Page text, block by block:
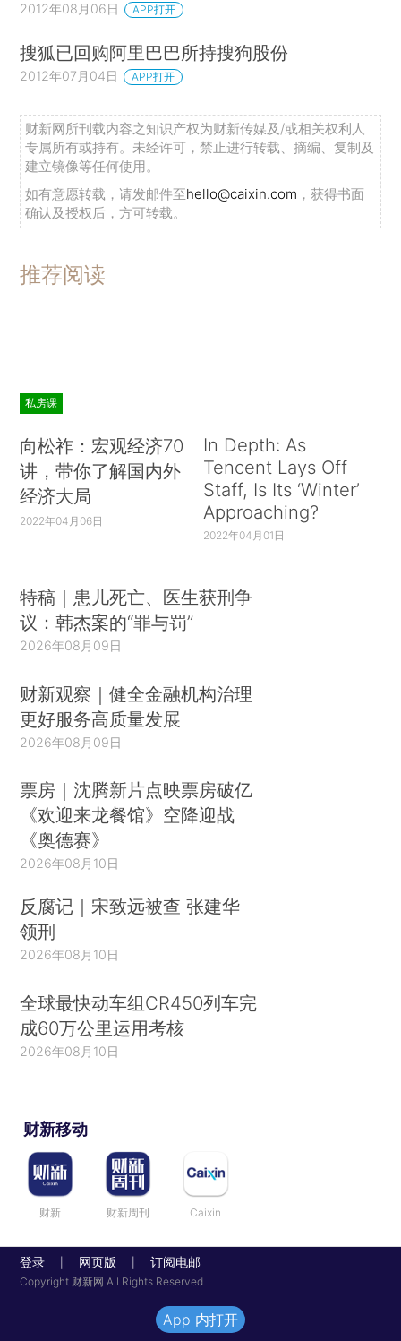
2012年08月06日 APP打开
搜狐已回购阿里巴巴所持搜狗股份
2012年07月04日 APP打开
财新网所刊载内容之知识产权为财新传媒及/或相关权利人
专属所有或持有。未经许可，禁止进行转载、摘编、复制及
建立镜像等任何使用。
如有意愿转载，请发邮件至hello@caixin.com ，获得书面
确认及授权后，方可转载。
推荐阅读
私房课
向松祚：宏观经济70
讲，带你了解国内外
经济大局
2022年04月06日
In Depth: As
Tencent Lays Off
Staff, Is Its ‘Winter’
Approaching?
2022年04月01日
特稿｜患儿死亡、医生获刑争
议：韩杰案的“罪与罚”
2026年08月09日
财新观察｜健全金融机构治理
更好服务高质量发展
2026年08月09日
票房｜沈腾新片点映票房破亿
《欢迎来龙餐馆》空降迎战
《奥德赛》
2026年08月10日
反腐记｜宋致远被查 张建华
领刑
2026年08月10日
全球最快动车组CR450列车完
成60万公里运用考核
2026年08月10日
财新移动
财新 财新周刊 Caixin
登录 网页版 订阅电邮
Copyright 财新网 All Rights Reserved
App 内打开